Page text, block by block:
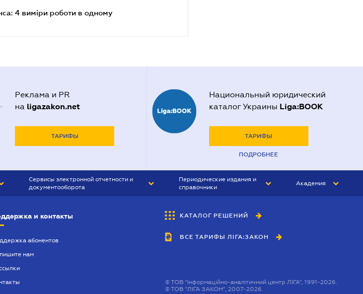
4 виміри роботи в одному
Реклама и PR
на ligazakon.net
ТАРИФЫ
Национальный юридический
каталог Украины Liga:BOOK
ТАРИФЫ
ПОДРОБНЕЕ
Сервисы электронной отчетности и
документооборота
Периодические издания и
справочники
БУХГАЛТЕР&ЗАКОН
ВЕСТНИК МСФО
Академия
и контакты
абонентов
нам
КАТАЛОГ РЕШЕНИЙ
ВСЕ ТАРИФЫ ЛІГА:ЗАКОН
©ТОВ "інформаційно-аналітичний центр ЛІГА", 1991-2026.
©ТОВ "ЛІГА ЗАКОН", 2007-2026.